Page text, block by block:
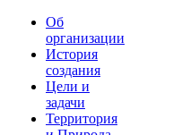
Об
организации
История
создания
Цели и
задачи
Территория